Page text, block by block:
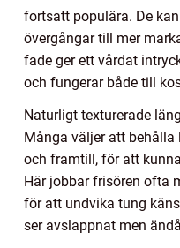
fortsatt populära. De
övergångar till mer
fade ger ett vårdat
och fungerar både till
Naturligt texturerade
Många väljer att
och framtill, för att
Här jobbar frisören ofta
för att undvika tung
ser avslappnat men